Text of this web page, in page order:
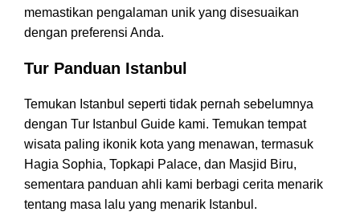
memastikan pengalaman unik yang disesuaikan
dengan preferensi Anda.
Tur Panduan Istanbul
Temukan Istanbul seperti tidak pernah sebelumnya
dengan Tur Istanbul Guide kami. Temukan tempat
wisata paling ikonik kota yang menawan, termasuk
Hagia Sophia, Topkapi Palace, dan Masjid Biru,
sementara panduan ahli kami berbagi cerita menarik
tentang masa lalu yang menarik Istanbul.